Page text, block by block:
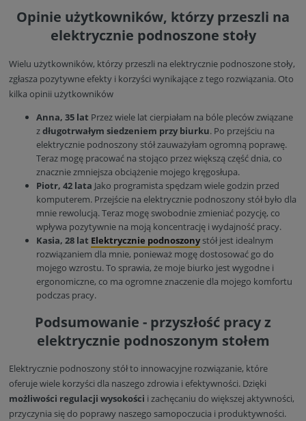
Opinie użytkowników, którzy przeszli na
elektrycznie podnoszone stoły
Wielu użytkowników, którzy przeszli na elektrycznie podnoszone stoły,
zgłasza pozytywne efekty i korzyści wynikające z tego rozwiązania. Oto
kilka opinii użytkowników
Anna, 35 lat Przez wiele lat cierpiałam na bóle pleców związane
zdługotrwałym siedzeniem przy biurku. Po przejściu na
elektrycznie podnoszony stół zauważyłam ogromną poprawę.
Teraz mogę pracować na stojąco przez większą część dnia, co
znacznie zmniejsza obciążenie mojego kręgosłupa.
Piotr, 42 lata Jako programista spędzam wiele godzin przed
komputerem. Przejście na elektrycznie podnoszony stół było dla
mnie rewolucją. Teraz mogę swobodnie zmieniać pozycję, co
wpływa pozytywnie na moją koncentrację i wydajność pracy.
Kasia, 28 lat Elektrycznie podnoszonystół jest idealnym
rozwiązaniem dla mnie, ponieważ mogę dostosować go do
mojego wzrostu. To sprawia, że moje biurko jest wygodne i
ergonomiczne, co ma ogromne znaczenie dla mojego komfortu
podczas pracy.
Podsumowanie - przyszłość pracy z
elektrycznie podnoszonym stołem
Elektrycznie podnoszony stół to innowacyjne rozwiązanie, które
oferuje wiele korzyści dla naszego zdrowia i efektywności. Dzięki
możliwości regulacji wysokości i zachęcaniu do większej aktywności,
przyczynia się do poprawy naszego samopoczucia i produktywności.